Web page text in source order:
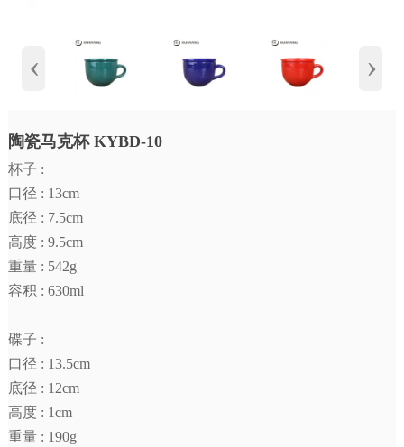
‹ ›
陶瓷马克杯 KYBD-10
杯子 :
口径 : 13cm
底径 : 7.5cm
高度 : 9.5cm
重量 : 542g
容积 : 630ml
碟子 :
口径 : 13.5cm
底径 : 12cm
高度 : 1cm
重量 : 190g